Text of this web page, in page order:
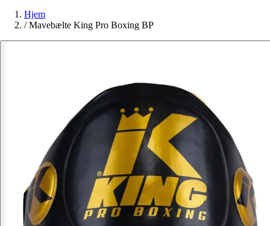
Hjem
/ Mavebælte King Pro Boxing BP